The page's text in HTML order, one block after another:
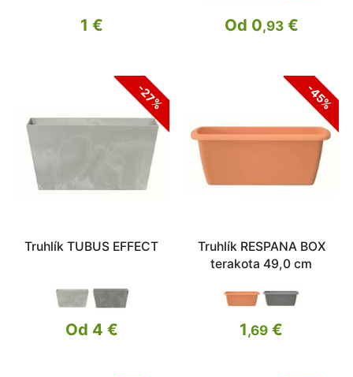
1 € Od 0,93€
-27%
Truhlík TUBUS EFFECT
Od 4 €
-45%
Truhlík RESPANA BOX
terakota 49,0 cm
1,69 €